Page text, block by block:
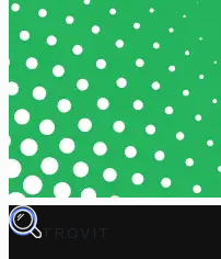
TROVIT